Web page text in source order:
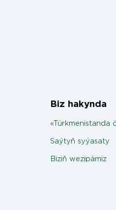
Biz hakynda
«Türkmenistanda
Saýtyň syýasaty
Biziň wezipämiz